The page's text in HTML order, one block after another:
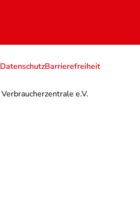
Verbraucherzentrale e.V.
DatenschutzBarrierefreiheit